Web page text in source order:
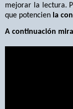
mejorar la lectura.
que potencien la
A continuación